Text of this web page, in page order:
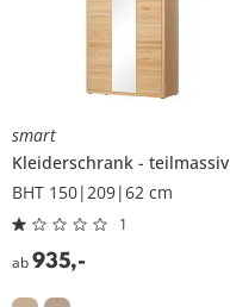
smart
Kleiderschrank
teilmassiv
BHT 150|209|62 cm
1
ab935,-